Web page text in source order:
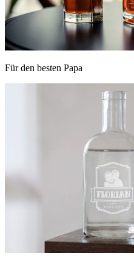
Für den besten Papa